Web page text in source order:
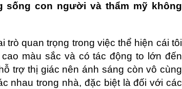
con người và thẩm mỹ không
trò quan trọng trong việc thể hiện cái tôi
màu sắc và có tác động to lớn đến
trợ thị giác nên ánh sáng còn vô cùng
nhau trong nhà, đặc biệt là đối với các